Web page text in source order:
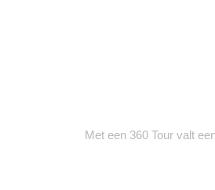
Met een 360 Tour valt